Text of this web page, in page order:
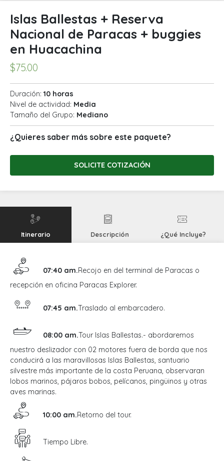
Islas Ballestas + Reserva
Nacional de Paracas + buggies
en Huacachina
$75.00
Duración:10 horas
Nivel de actividad: Media
Tamaño del Grupo: Mediano
¿Quieres saber más sobre este paquete?
SOLICITE COTIZACIÓN
Itinerario Descripción ¿Qué Incluye?
07:40 am.Recojo en del terminal de Paracas o
recepción en oficina Paracas Explorer.
07:45 am.Traslado al embarcadero.
08:00 am.Tour Islas Ballestas.- abordaremos
nuestro deslizador con 02 motores fuera de borda que nos
conducirá a las maravillosas Islas Ballestas, santuario
silvestre más importante de la costa Peruana, observaran
lobos marinos, pájaros bobos, pelícanos, pingüinos y otras
aves marinas.
10:00 am.Retorno del tour.
Tiempo Libre.